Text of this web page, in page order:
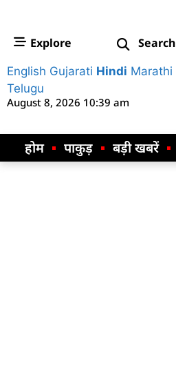
Explore Search
English Gujarati Hindi Marathi
Telugu
August 8, 2026 10:39 am
होम पाकुड़ बड़ी खबरें